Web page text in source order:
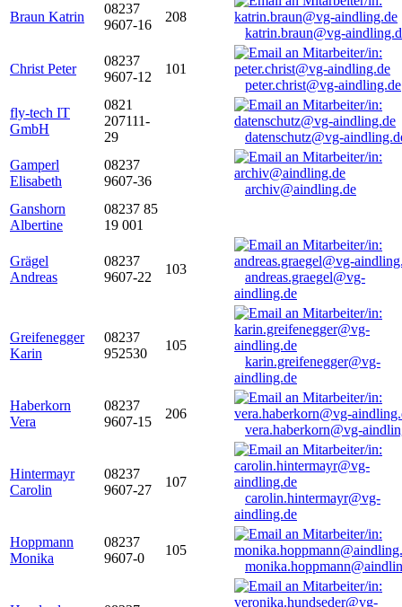
Braun Katrin
08237
9607-16
208
katrin.braun@vg-
Christ Peter
08237
9607-12
101
peter.christ@vg-aindling.de
fly-tech IT
GmbH
0821
207111-
29
datenschutz@vg-
Gamperl
Elisabeth
08237
9607-36
archiv@aindling.de
Ganshorn
Albertine
08237 85
19 001
Grägel
Andreas
08237
9607-22
103
andreas.graegel@vg-
aindling.de
Greifenegger
Karin
08237
952530
105
karin.greifenegger@vg-
aindling.de
Haberkorn
Vera
08237
9607-15
206
vera.haberkorn@vg-
Hintermayr
Carolin
08237
9607-27
107
carolin.hintermayr@vg-
aindling.de
Hoppmann
Monika
08237
9607-0
105